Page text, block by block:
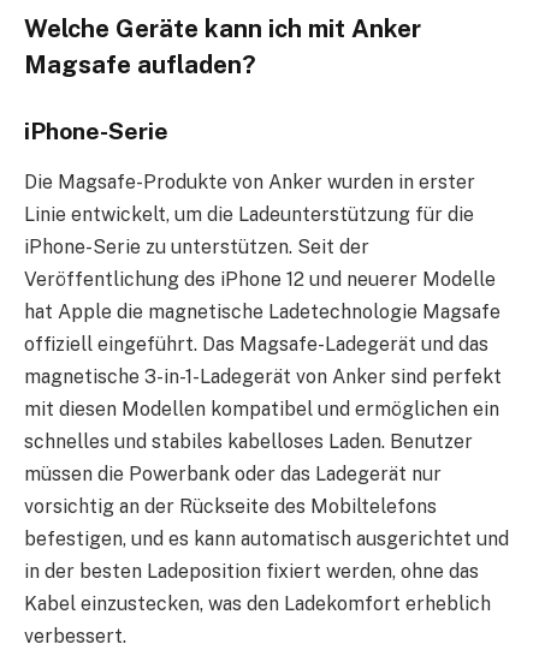
Welche Geräte kann ich mit Anker
Magsafe aufladen?
iPhone-Serie
Die Magsafe-Produkte von Anker wurden in erster
Linie entwickelt, um die Ladeunterstützung für die
iPhone-Serie zu unterstützen. Seit der
Veröffentlichung des iPhone 12 und neuerer Modelle
hat Apple die magnetische Ladetechnologie Magsafe
offiziell eingeführt. Das Magsafe-Ladegerät und das
magnetische 3-in-1-Ladegerät von Anker sind perfekt
mit diesen Modellen kompatibel und ermöglichen ein
schnelles und stabiles kabelloses Laden. Benutzer
müssen die Powerbank oder das Ladegerät nur
vorsichtig an der Rückseite des Mobiltelefons
befestigen, und es kann automatisch ausgerichtet und
in der besten Ladeposition fixiert werden, ohne das
Kabel einzustecken, was den Ladekomfort erheblich
verbessert.